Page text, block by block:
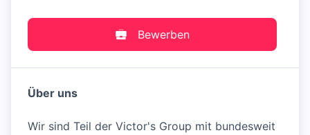
Bewerben
Über uns
Wir sind Teil der Victor's Group mit bundesweit